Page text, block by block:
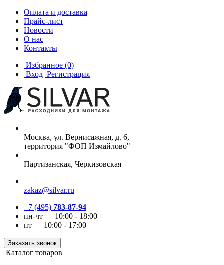
Оплата и доставка
Прайс-лист
Новости
О нас
Контакты
Избранное (0)
Вход Регистрация
Москва, ул. Вернисажная, д. 6,
территория "ФОП Измайлово"
Партизанская, Черкизовская
zakaz@silvar.ru
+7 (495) 783-87-94
пн-чт — 10:00 - 18:00
пт — 10:00 - 17:00
Заказать звонок
Каталог товаров